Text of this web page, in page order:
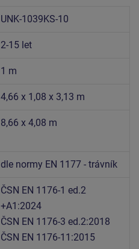
UNK-1039KS-10
2-15 let
1 m
4,66 x 1,08 x 3,13 m
8,66 x 4,08 m
dle normy EN 1177 - trávník
ČSN EN 1176-1 ed.2
+A1:2024
ČSN EN 1176-3 ed.2:2018
ČSN EN 1176-11:2015